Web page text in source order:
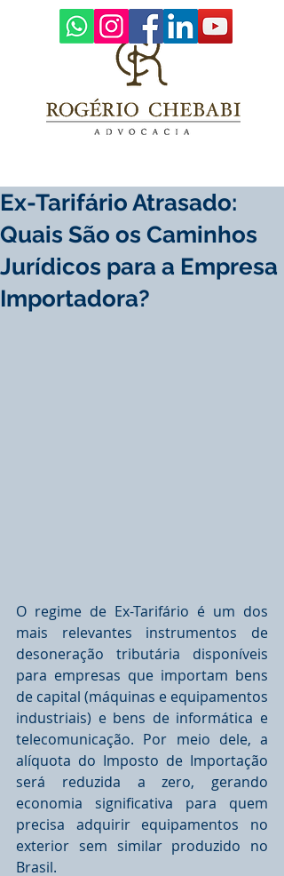
Ex-Tarifário Atrasado:
Quais São os Caminhos
Jurídicos para a Empresa
Importadora?
O regime de Ex-Tarifário é um dos
mais relevantes instrumentos de
desoneração tributária disponíveis
para empresas que importam bens
de capital (máquinas e equipamentos
industriais) e bens de informática e
telecomunicação. Por meio dele, a
alíquota do Imposto de Importação
será reduzida a zero, gerando
economia significativa para quem
precisa adquirir equipamentos no
exterior sem similar produzido no
Brasil.